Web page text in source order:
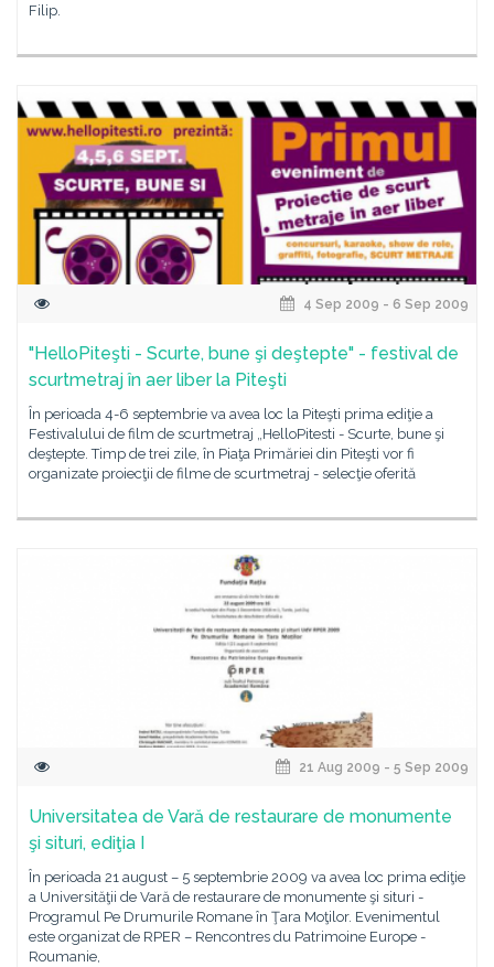
Filip.
4 Sep 2009 - 6 Sep 2009
"HelloPiteşti - Scurte, bune şi deştepte" - festival de
scurtmetraj în aer liber la Piteşti
În perioada 4-6 septembrie va avea loc la Piteşti prima ediţie a
Festivalului de film de scurtmetraj „HelloPitesti - Scurte, bune şi
deştepte. Timp de trei zile, în Piaţa Primăriei din Piteşti vor fi
organizate proiecţii de filme de scurtmetraj - selecţie oferită
21 Aug 2009 - 5 Sep 2009
Universitatea de Vară de restaurare de monumente
şi situri, ediţia I
În perioada 21 august – 5 septembrie 2009 va avea loc prima ediţie
a Universităţii de Vară de restaurare de monumente şi situri -
Programul Pe Drumurile Romane în Ţara Moţilor. Evenimentul
este organizat de RPER – Rencontres du Patrimoine Europe -
Roumanie,